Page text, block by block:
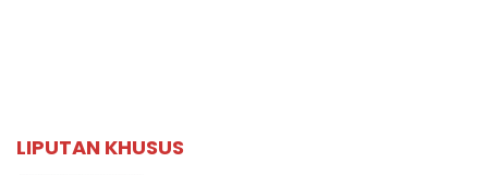
LIPUTAN KHUSUS